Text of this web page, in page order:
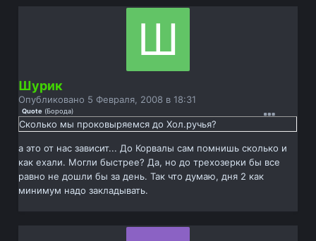
Шурик
Опубликовано 5 Февраля, 2008 в 18:31
Quote (Борода)
Сколько мы проковыряемся до Хол.ручья?
а это от нас зависит... До Корвалы сам помнишь сколько и
как ехали. Могли быстрее? Да, но до трехозерки бы все
равно не дошли бы за день. Так что думаю, дня 2 как
минимум надо закладывать.